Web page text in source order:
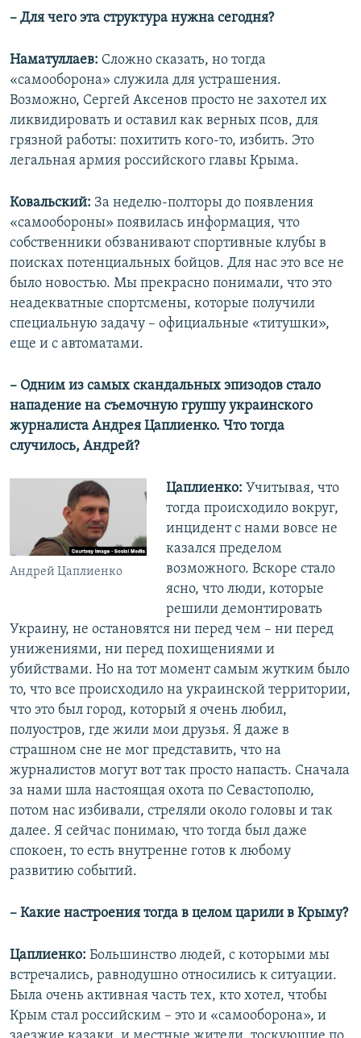
– Для чего эта структура нужна сегодня?
Наматуллаев: Сложно сказать, но тогда
«самооборона» служила для устрашения.
Возможно, Сергей Аксенов просто не захотел их
ликвидировать и оставил как верных псов, для
грязной работы: похитить кого-то, избить. Это
легальная армия российского главы Крыма.
Ковальский: За неделю-полторы до появления
«самообороны» появилась информация, что
собственники обзванивают спортивные клубы в
поисках потенциальных бойцов. Для нас это все не
было новостью. Мы прекрасно понимали, что это
неадекватные спортсмены, которые получили
специальную задачу – официальные «титушки»,
еще и с автоматами.
– Одним из самых скандальных эпизодов стало
нападение на съемочную группу украинского
журналиста Андрея Цаплиенко. Что тогда
случилось, Андрей?
Андрей Цаплиенко
Цаплиенко: Учитывая, что
тогда происходило вокруг,
инцидент с нами вовсе не
казался пределом
возможного. Вскоре стало
ясно, что люди, которые
решили демонтировать
Украину, не остановятся ни перед чем – ни перед
унижениями, ни перед похищениями и
убийствами. Но на тот момент самым жутким было
то, что все происходило на украинской территории,
что это был город, который я очень любил,
полуостров, где жили мои друзья. Я даже в
страшном сне не мог представить, что на
журналистов могут вот так просто напасть. Сначала
за нами шла настоящая охота по Севастополю,
потом нас избивали, стреляли около головы и так
далее. Я сейчас понимаю, что тогда был даже
спокоен, то есть внутренне готов к любому
развитию событий.
– Какие настроения тогда в целом царили в Крыму?
Цаплиенко: Большинство людей, с которыми мы
встречались, равнодушно относились к ситуации.
Была очень активная часть тех, кто хотел, чтобы
Крым стал российским – это и «самооборона», и